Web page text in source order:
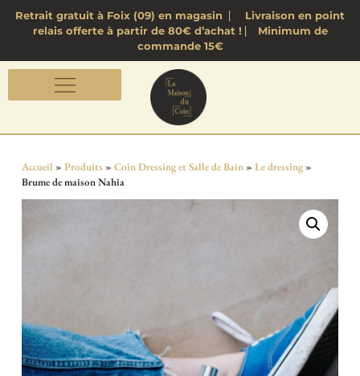
Retrait gratuit à Foix (09) en magasin ⎸ Livraison en point
relais offerte à partir de 80€ d’achat ! ⎸ Minimum de
commande 15€
Accueil » Produits » Coin Dressing et Salle de Bain» Le dressing»
Brume de maison Nahia